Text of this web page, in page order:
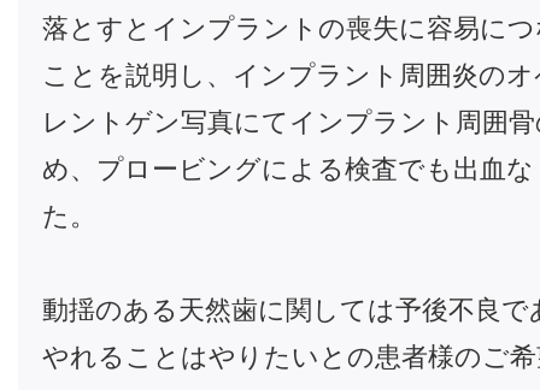
落とすとインプラントの喪失に容易に
ことを説明し、インプラント周囲炎の
レントゲン写真にてインプラント周囲
め、プロービングによる検査でも出血
た。
動揺のある天然歯に関しては予後不良
やれることはやりたいとの患者様のご